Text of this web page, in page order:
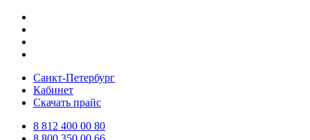
Санкт-Петербург
Кабинет
Скачать прайс
8 812 400 00 80